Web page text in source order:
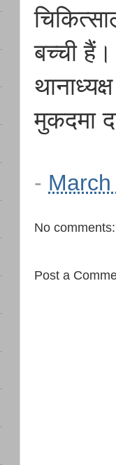
बच्ची
मुकदमा
-
No comments:
Post a